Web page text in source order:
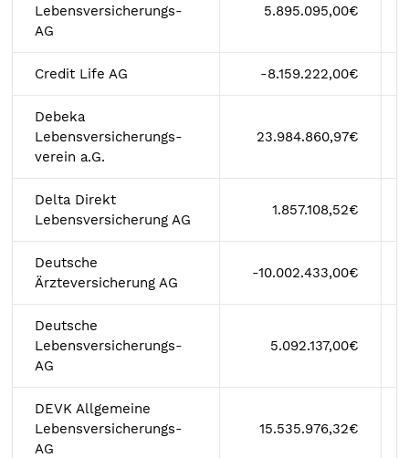
Lebensversicherungs-
AG
5.895.095,00€
Credit Life AG -8.159.222,00€
Debeka
Lebensversicherungs-
verein a.G.
23.984.860,97€
Delta Direkt
Lebensversicherung AG
1.857.108,52€
Deutsche
Ärzteversicherung AG
-10.002.433,00€
Deutsche
Lebensversicherungs-
AG
5.092.137,00€
DEVK Allgemeine
Lebensversicherungs-
AG
15.535.976,32€